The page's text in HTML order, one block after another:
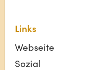
Links
Webseite
Sozial